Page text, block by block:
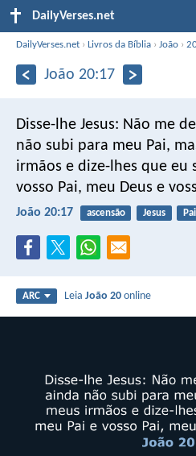
DailyVerses.net
DailyVerses.net ›Livros da Bíblia ›João ›
João 20:17
Disse-lhe Jesus: Não me
não subi para meu Pai,
irmãos e dize-lhes que eu
vosso Pai, meu Deus e
João 20:17 ascensão Jesus Pai
ARC LeiaJoão 20 online